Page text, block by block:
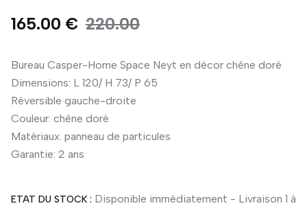
165.00 € 220.00
Bureau Casper-Home Space Neyt en décor chêne doré
Dimensions: L 120/ H 73/ P 65
Réversible gauche-droite
Couleur: chêne doré
Matériaux: panneau de particules
Garantie: 2 ans
ETAT DU STOCK : Disponible immédiatement - Livraison 1 à